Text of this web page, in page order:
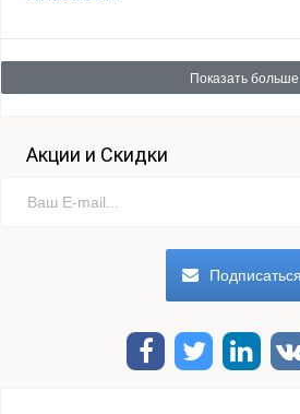
Показать больше
Акции и Скидки